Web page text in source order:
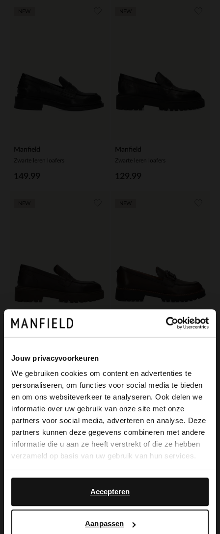
Jouw privacyvoorkeuren
We gebruiken cookies om content en advertenties te
personaliseren, om functies voor social media te bieden
en om ons websiteverkeer te analyseren. Ook delen we
informatie over uw gebruik van onze site met onze
partners voor social media, adverteren en analyse. Deze
partners kunnen deze gegevens combineren met andere
informatie die u aan ze heeft verstrekt of die ze hebben
verzameld op basis van uw gebruik van hun services.
Accepteren
Aanpassen
Manfield
Zwarte leren loafers
149.99
Manfield
Zwarte leren loafers
129.99
-30%
×
View this website in English?
It looks like your language isn't Dutch. Would
you like to switch to English?
English